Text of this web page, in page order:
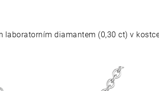
laboratorním diamantem (0,30 ct) v